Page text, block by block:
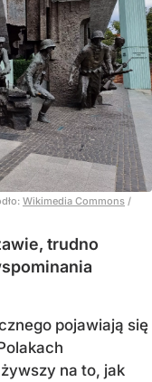
Wikimedia Commons /
trudno
pojawiają się
na to, jak